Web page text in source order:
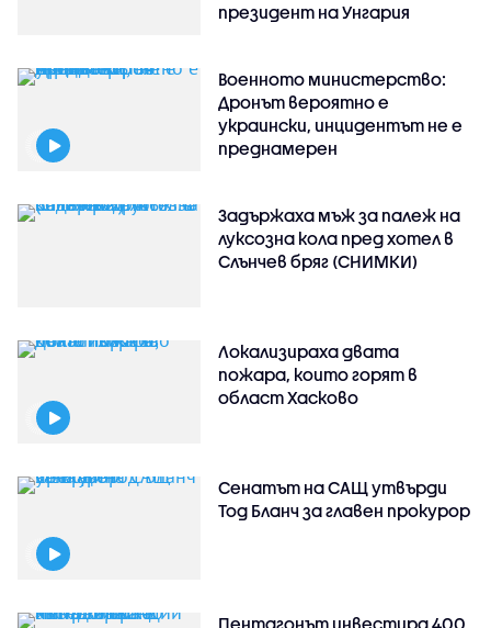
президент на Унгария
Военното министерство:
Дронът вероятно е
украински, инцидентът не е
преднамерен
Задържаха мъж за палеж на
луксозна кола пред хотел в
Слънчев бряг (СНИМКИ)
Локализираха двата
пожара, които горят в
област Хасково
Сенатът на САЩ утвърди
Тод Бланч за главен прокурор
Пентагонът инвестира 400